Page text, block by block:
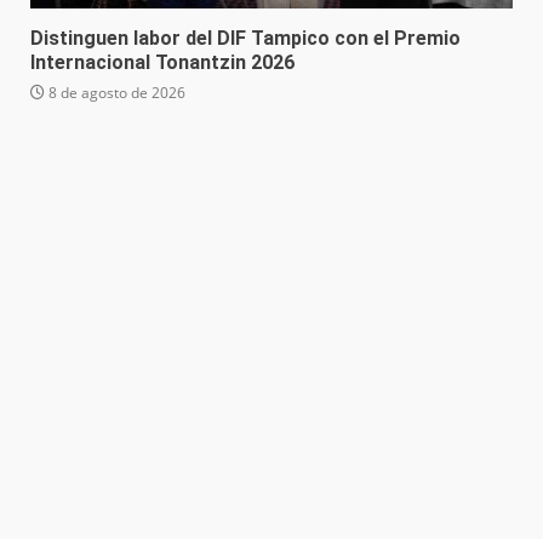
Distinguen labor del DIF Tampico con el Premio
Internacional Tonantzin 2026
8 de agosto de 2026